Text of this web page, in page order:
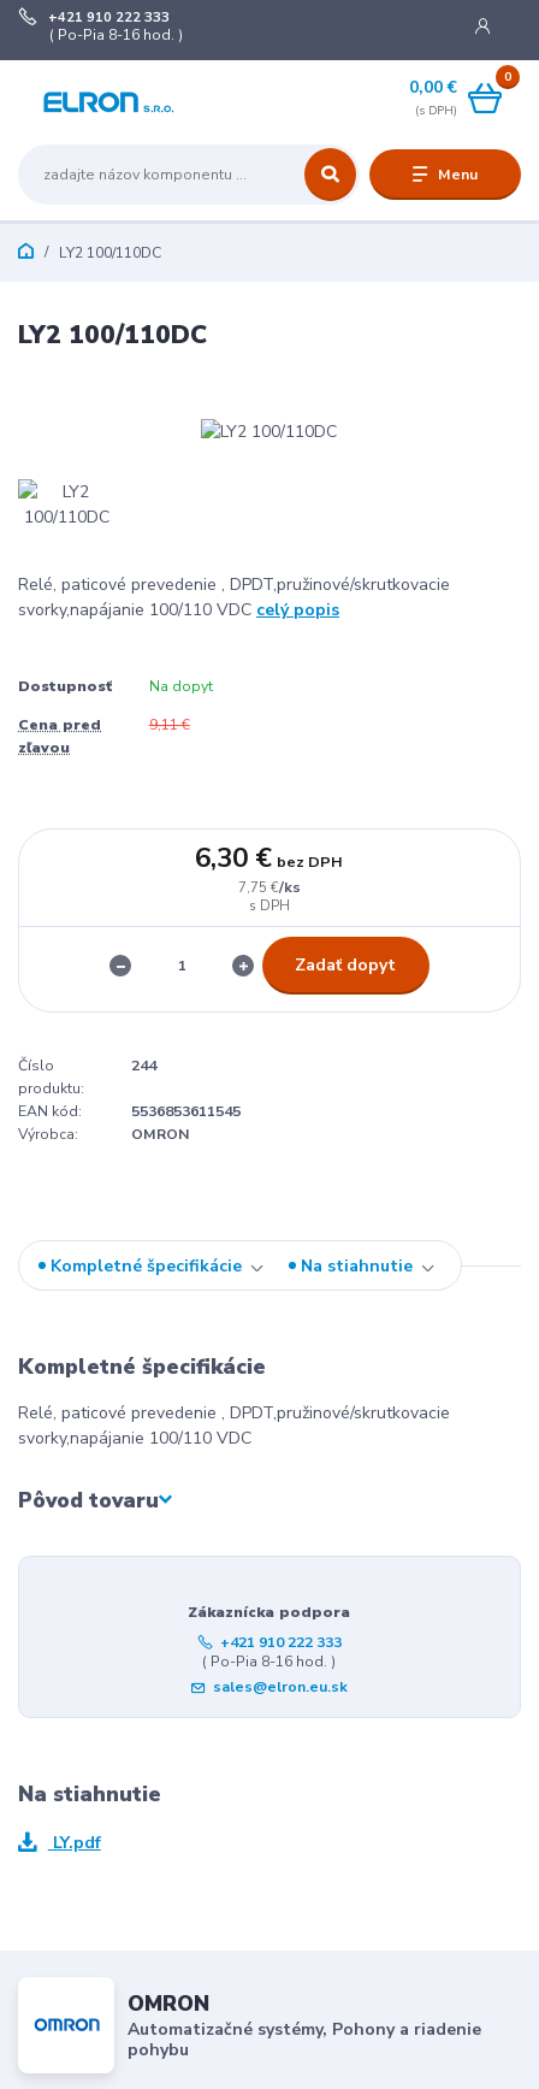
Menu
+421 910 222 333
( Po-Pia 8-16 hod. )
0
0,00 €
LY2 100/110DC
LY2 100/110DC
Relé, paticové prevedenie , DPDT,pružinové/skrutkovacie
svorky,napájanie 100/110 VDC celý popis
Dostupnosť Na dopyt
Cena pred
zľavou
9,11 €
7,75 €/ks
6,30 € bez DPH
Zadať dopyt
Číslo
produktu:
244
EAN kód:
5536853611545
Výrobca:
OMRON
Kompletné špecifikácie Na stiahnutie
Kompletné špecifikácie
Relé, paticové prevedenie , DPDT,pružinové/skrutkovacie
svorky,napájanie 100/110 VDC
Pôvod tovaru
Zákaznícka podpora
+421 910 222 333
( Po-Pia 8-16 hod. )
sales@elron.eu.sk
Na stiahnutie
LY.pdf
OMRON
Automatizačné systémy, Pohony a riadenie
pohybu